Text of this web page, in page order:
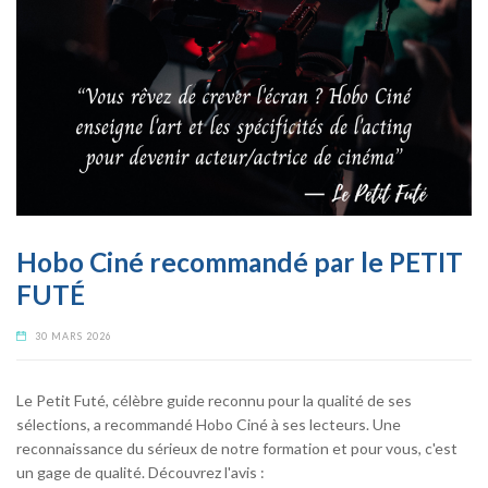
Hobo Ciné recommandé par le PETIT
FUTÉ
30 MARS 2026
Le Petit Futé, célèbre guide reconnu pour la qualité de ses
sélections, a recommandé Hobo Ciné à ses lecteurs. Une
reconnaissance du sérieux de notre formation et pour vous, c'est
un gage de qualité. Découvrez l'avis :